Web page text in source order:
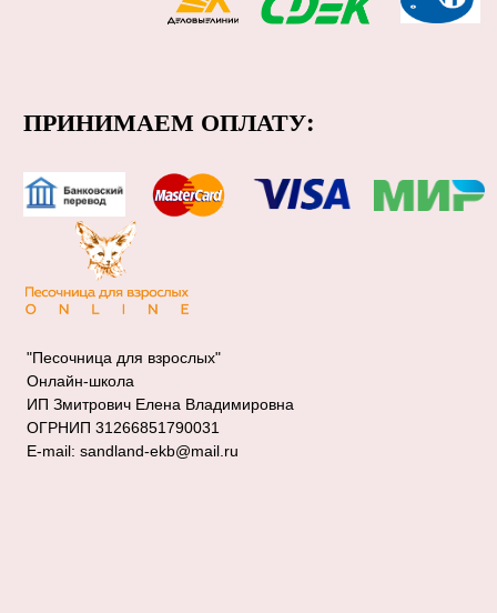
"Песочница для взрослых"
Онлайн-школа
ИП Змитрович Елена Владимировна
ОГРНИП 31266851790031
E-mail: sandland-ekb@mail.ru